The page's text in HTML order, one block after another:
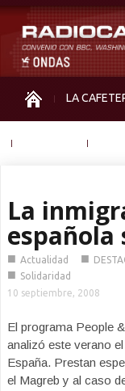
LA
La
española
■ Actualidad ■
■ Solidaridad
10 septiembre, 2008
El programa People
analizó este verano
España. Prestan
el Magreb y al caso